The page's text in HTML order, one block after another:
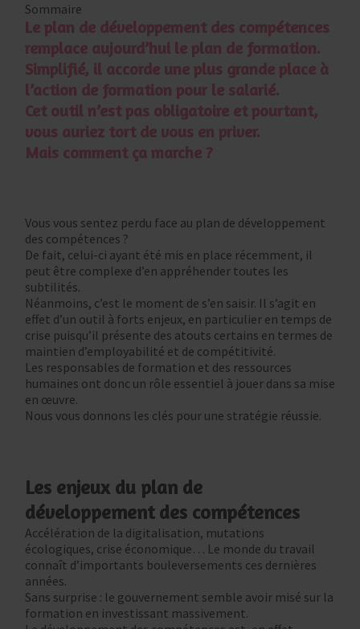
Sommaire
Le plan de développement des compétences
remplace aujourd’hui le plan de formation.
Simplifié, il accorde une plus grande place à
l’action de formation pour le salarié.
Cet outil n’est pas obligatoire et pourtant,
vous auriez tort de vous en priver.
Mais comment ça marche ?
Vous vous sentez perdu face au plan de développement
des compétences ?
De fait, celui-ci ayant été mis en place récemment, il
peut être complexe d’en appréhender toutes les
subtilités.
Néanmoins, c’est le moment de s’en saisir. Il s’agit en
effet d’un outil à forts enjeux, en particulier en temps de
crise puisqu’il présente des atouts certains en termes de
maintien d’employabilité et de compétitivité.
Les responsables de formation et des ressources
humaines ont donc un rôle essentiel à jouer dans sa mise
en œuvre.
Nous vous donnons les clés pour une stratégie réussie.
Les enjeux du plan de
développement des compétences
Accélération de la digitalisation, mutations
écologiques, crise économique… Le monde du travail
connaît d’importants bouleversements ces dernières
années.
Sans surprise : le gouvernement semble avoir misé sur la
formation en investissant massivement.